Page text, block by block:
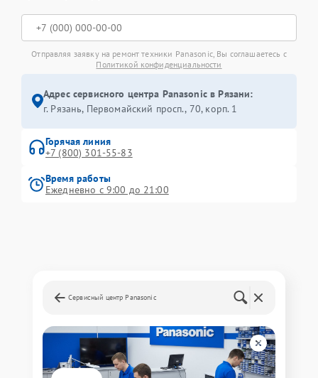
Отправляя заявку на ремонт техники Panasonic, Вы соглашаетесь с
Политикой конфиденциальности
Адрес сервисного центра Panasonic в Рязани:
г. Рязань, Первомайский просп., 70, корп. 1
Горячая линия
+7 (800) 301-55-83
Время работы
Ежедневно с 9:00 до 21:00
Сервисный центр Panasonic